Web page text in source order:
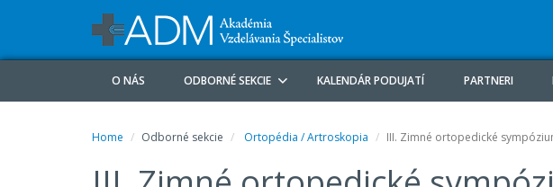
O NÁS ODBORNÉ SEKCIE KALENDÁR PODUJATÍ PARTNERI
Home Odborné sekcie Ortopédia / Artroskopia III. Zimné ortopedické